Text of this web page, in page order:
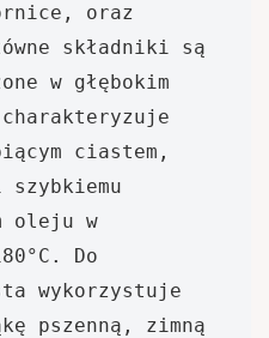
oraz
składniki są
w głębokim
ciastem,
szybkiemu
oleju w
Do
wykorzystuje
pszenną, zimną